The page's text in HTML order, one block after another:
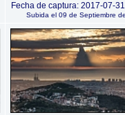
Fecha de captura: 2017-07-
Subida el 09 de Septiembre